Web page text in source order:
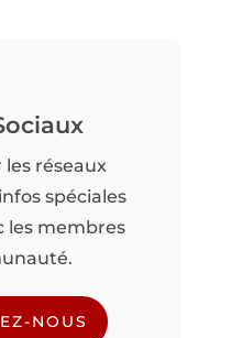
les réseaux
spéciales
les membres
NOUS